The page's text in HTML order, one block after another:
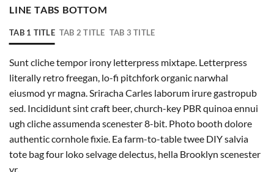
LINE TABS BOTTOM
TAB 1 TITLE TAB 2 TITLE TAB 3 TITLE
Sunt cliche tempor irony letterpress mixtape. Letterpress
literally retro freegan, lo-fi pitchfork organic narwhal
eiusmod yr magna. Sriracha Carles laborum irure gastropub
sed. Incididunt sint craft beer, church-key PBR quinoa ennui
ugh cliche assumenda scenester 8-bit. Photo booth dolore
authentic cornhole fixie. Ea farm-to-table twee DIY salvia
tote bag four loko selvage delectus, hella Brooklyn scenester
yr.